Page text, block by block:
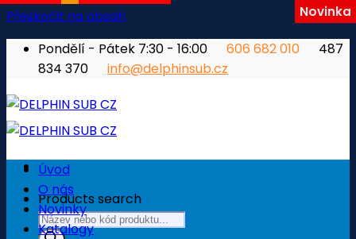
Přeskočit na obsah
Pondělí - Pátek 7:30 - 16:00
606 682 010
487
834 370
info@delphinsub.cz
Products search
Úvod
O nás
Novinky
Katalogy
Novinka